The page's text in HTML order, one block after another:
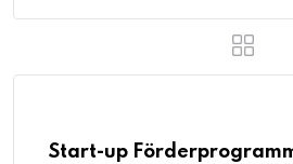
Start-up